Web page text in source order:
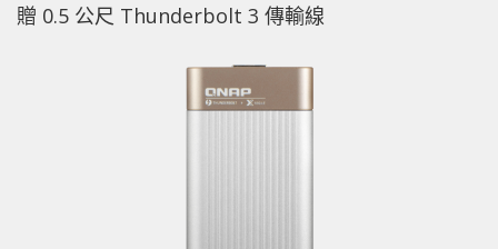
贈 0.5 公尺 Thunderbolt 3 傳輸線